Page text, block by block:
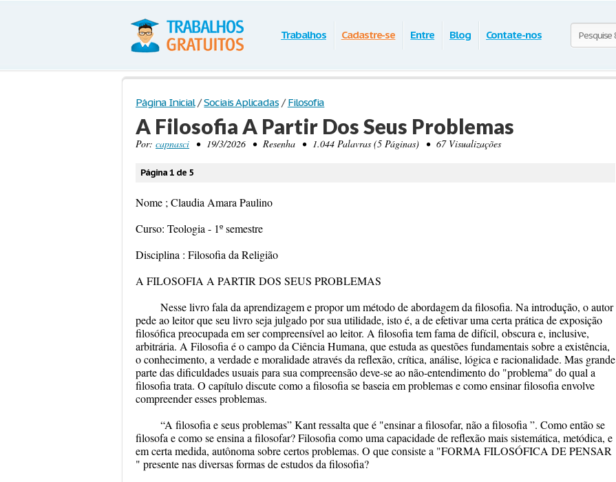
Trabalhos Cadastre-se Entre Blog Contate-nos
Página Inicial / Sociais Aplicadas / Filosofia
A Filosofia A Partir Dos Seus Problemas
Por: capnasci • 19/3/2026 • Resenha • 1.044 Palavras (5 Páginas) • 67 Visualizações
Página 1 de 5
Nome ; Claudia Amara Paulino
Curso: Teologia - 1º semestre
Disciplina : Filosofia da Religião
A FILOSOFIA A PARTIR DOS SEUS PROBLEMAS
Nesse livro fala da aprendizagem e propor um método de abordagem da filosofia. Na introdução, o autor
pede ao leitor que seu livro seja julgado por sua utilidade, isto é, a de efetivar uma certa prática de exposição
filosófica preocupada em ser compreensível ao leitor. A filosofia tem fama de difícil, obscura e, inclusive,
arbitrária. A Filosofia é o campo da Ciência Humana, que estuda as questões fundamentais sobre a existência,
o conhecimento, a verdade e moralidade através da reflexão, crítica, análise, lógica e racionalidade. Mas grande
parte das dificuldades usuais para sua compreensão deve-se ao não-entendimento do "problema" do qual a
filosofia trata. O capítulo discute como a filosofia se baseia em problemas e como ensinar filosofia envolve
compreender esses problemas.
“A filosofia e seus problemas” Kant ressalta que é "ensinar a filosofar, não a filosofia ”. Como então se
filosofa e como se ensina a filosofar? Filosofia como uma capacidade de reflexão mais sistemática, metódica, e
em certa medida, autônoma sobre certos problemas. O que consiste a "FORMA FILOSÓFICA DE PENSAR
" presente nas diversas formas de estudos da filosofia?